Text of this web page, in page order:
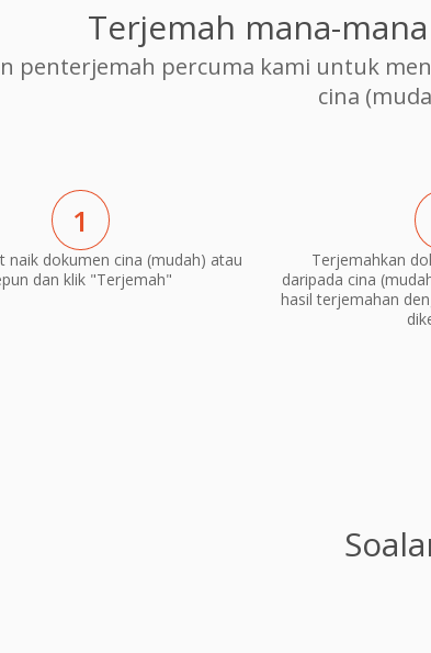
Terjemah mana-
penterjemah percuma kami untuk
cina
1
naik dokumen cina (mudah) atau
dan klik "Terjemah"
Terjemahkan
daripada cina
hasil terjemahan